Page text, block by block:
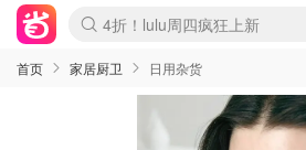
Boticinal 夏促开抢！
4折！lulu周四疯狂上新
还没结束！&OtherStories大促
Joybuy变相75折 随时失效
速领！Stanley独家85折
疑似霸哥！Camper额外叠85折
Zalando 奥莱闪促！每日更新
Moncler反季囤！5折起+叠9折
Coach Brooklyn仅€192
首页 家居厨卫 日用杂货